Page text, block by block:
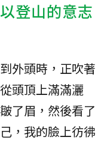
登山的意志
外頭時，正吹著
頭頂上滿滿灑
了眉，然後看了
，我的臉上彷彿